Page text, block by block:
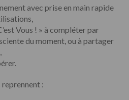
avec prise en main rapide
Vous ! » à compléter par
du moment, ou à partager
reprennent :